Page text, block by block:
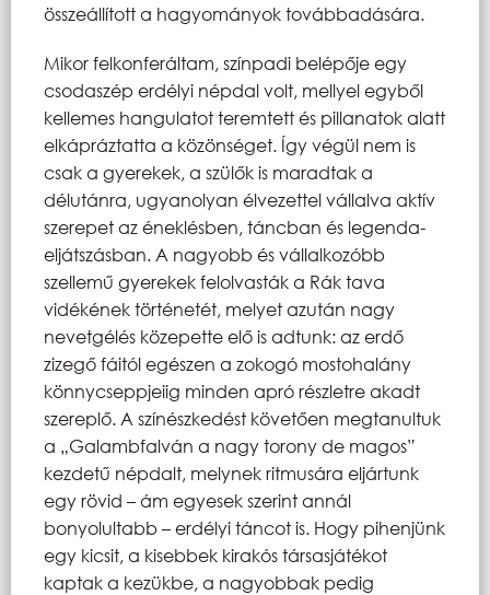
összeállított a hagyományok továbbadására.
Mikor felkonferáltam, színpadi belépője egy
csodaszép erdélyi népdal volt, mellyel egyből
kellemes hangulatot teremtett és pillanatok alatt
elkápráztatta a közönséget. Így végül nem is
csak a gyerekek, a szülők is maradtak a
délutánra, ugyanolyan élvezettel vállalva aktív
szerepet az éneklésben, táncban és legenda-
eljátszásban. A nagyobb és vállalkozóbb
szellemű gyerekek felolvasták a Rák tava
vidékének történetét, melyet azután nagy
nevetgélés közepette elő is adtunk: az erdő
zizegő fáitól egészen a zokogó mostohalány
könnycseppjeiig minden apró részletre akadt
szereplő. A színészkedést követően megtanultuk
a „Galambfalván a nagy torony de magos”
kezdetű népdalt, melynek ritmusára eljártunk
egy rövid – ám egyesek szerint annál
bonyolultabb – erdélyi táncot is. Hogy pihenjünk
egy kicsit, a kisebbek kirakós társasjátékot
kaptak a kezükbe, a nagyobbak pedig